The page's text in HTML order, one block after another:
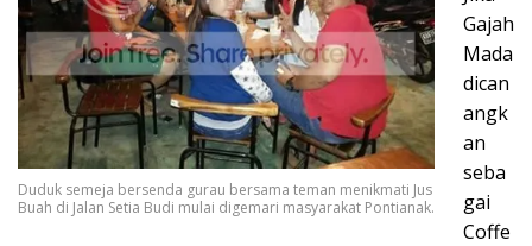
Duduk semeja bersenda gurau bersama teman menikmati Jus
Buah di Jalan Setia Budi mulai digemari masyarakat Pontianak.
Gajah
Mada
dican
angk
an
seba
gai
Coffe